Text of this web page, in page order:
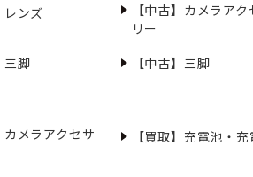
レンズ
【中古】カメラアク
リー
三脚 【中古】三脚
カメラアクセサ
【買取】充電池・